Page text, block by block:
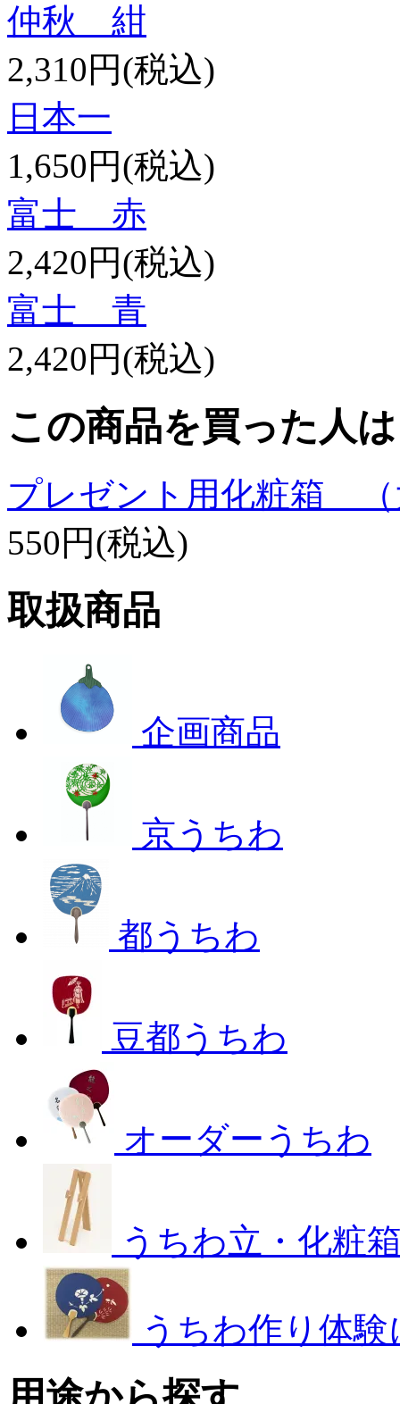
仲秋 紺
2,310円(税込)
日本一
1,650円(税込)
富士 赤
2,420円(税込)
富士 青
2,420円(税込)
この商品を買った人
プレゼント用化粧箱 （
550円(税込)
取扱商品
企画商品
京うちわ
都うちわ
豆都うちわ
オーダーうちわ
うちわ立・化粧
うちわ作り体